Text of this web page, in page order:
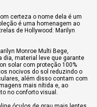
certeza o nome dela é um
é uma homenagem ao
de Hollywood: Marilyn
Monroe Multi Bege,
dia, material leve que garante
solar com proteção 100%
nocivos do sol reduzindo o
além disso contam com
mais nítida e, ao
no conforto visual.